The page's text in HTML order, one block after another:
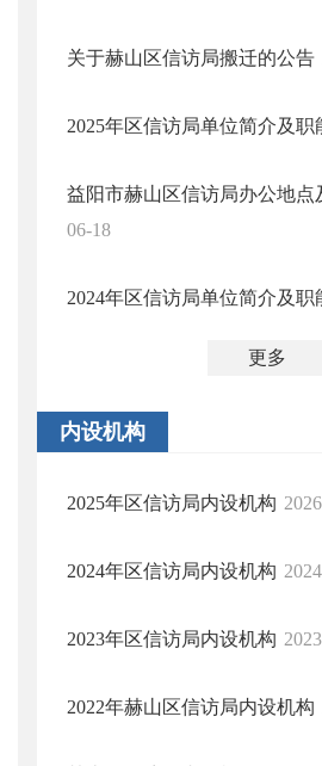
关于赫山区信访局搬迁的公告
2025年区信访局单位简介及职
益阳市赫山区信访局办公地点
06-18
2024年区信访局单位简介及职
更多
内设机构
2025年区信访局内设机构
2024年区信访局内设机构
2023年区信访局内设机构
2022年赫山区信访局内设机构